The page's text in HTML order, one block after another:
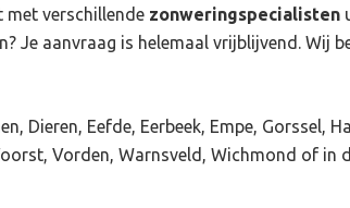
met verschillende zonweringspecialisten
Je aanvraag is helemaal vrijblijvend. Wij
Dieren, Eefde, Eerbeek, Empe, Gorssel,
Vorden, Warnsveld, Wichmond of in